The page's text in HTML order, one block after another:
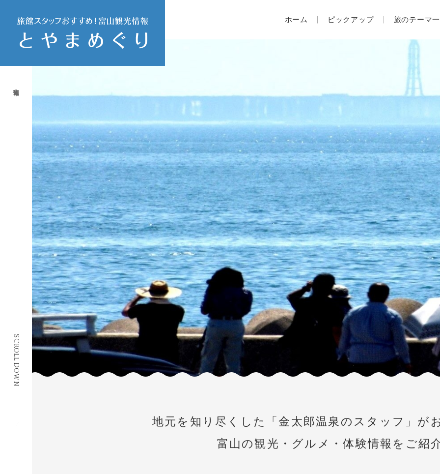
SCROLL DOWN
ホーム ピックアップ 旅のテーマ
地元を知り尽くした
「金太郎温泉のスタッフ」が
富山の観光・グルメ・体験情報をご紹